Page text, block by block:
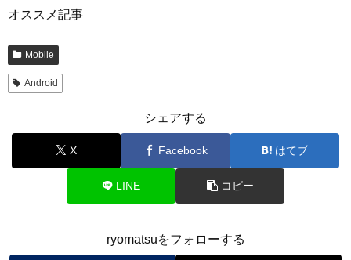
オススメ記事
Mobile
Android
シェアする
X Facebook はてブ
LINE コピー
ryomatsuをフォローする